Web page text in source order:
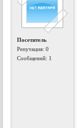
Посетитель
Репутация:0
Сообщений: 1